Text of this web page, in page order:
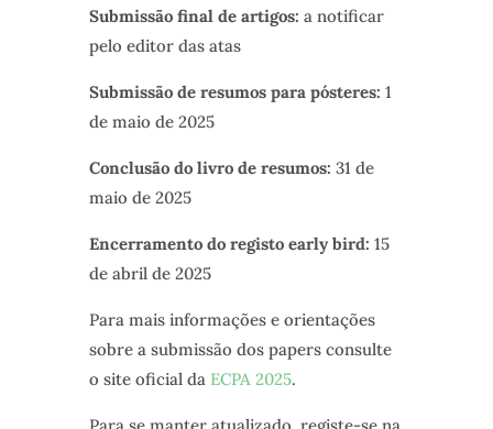
Submissão final de artigos: a notificar
pelo editor das atas
Submissão de resumos para pósteres: 1
de maio de 2025
Conclusão do livro de resumos: 31 de
maio de 2025
Encerramento do registo early bird: 15
de abril de 2025
Para mais informações e orientações
sobre a submissão dos papers consulte
o site oficial da ECPA 2025.
Para se manter atualizado, registe-se na